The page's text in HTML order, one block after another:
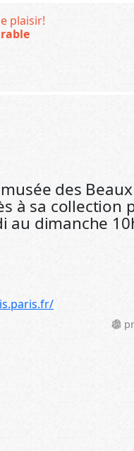
plaisir!
des
à sa collection
au dimanche